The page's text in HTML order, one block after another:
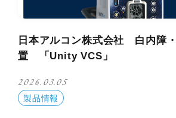
日本アルコン株式会社 白内障
置 「Unity VCS」
2026.03.05
製品情報